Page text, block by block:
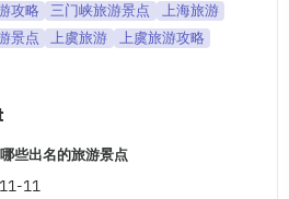
攻略 三门峡旅游景点
上海旅游
景点 上虞旅游 上虞旅游攻略
些出名的旅游景点
11